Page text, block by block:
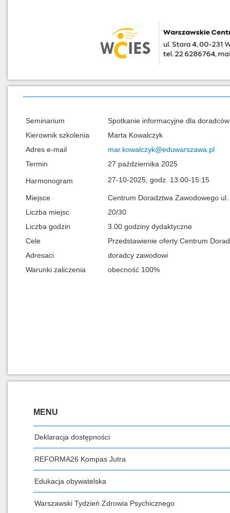
Seminarium
Spotkanie informacyjne dla
Kierownik szkolenia
Marta Kowalczyk
Adres e-mail
mar.kowalczyk@eduwarszawa.pl
Termin
27 października 2025
Harmonogram 27-10-2025, godz. 13:00-15:15
Miejsce
Centrum Doradztwa Zawodowego ul.
Liczba miejsc
20/30
Liczba godzin
3.00 godziny dydaktyczne
Cele
Przedstawienie oferty Centrum
Adresaci
doradcy zawodowi
Warunki zaliczenia
obecność 100%
MENU
Deklaracja dostępności
REFORMA26 Kompas Jutra
Edukacja obywatelska
Warszawski Tydzień Zdrowia Psychicznego